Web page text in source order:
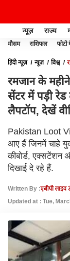
न्यूज़ राज्य
मौसम राशिफल फोटो
हिंदी न्यूज़ न्यूज़ विश्व
रमजान के
सेंटर में पड़ी रेड
लैपटॉप, देखें
Pakistan Loot
आए हैं जिनमें चाहे
कीबोर्ड, एक्सटेंशन
दिखाई दे रहे हैं.
Written By :एबीपी लाइव
Updated at : Tue,